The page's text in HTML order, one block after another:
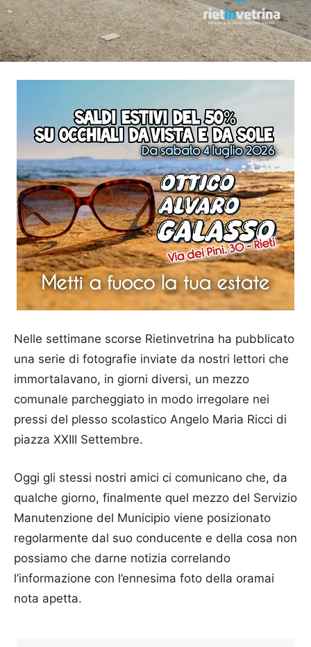
Nelle settimane scorse Rietinvetrina ha pubblicato
una serie di fotografie inviate da nostri lettori che
immortalavano, in giorni diversi, un mezzo
comunale parcheggiato in modo irregolare nei
pressi del plesso scolastico Angelo Maria Ricci di
piazza XXIII Settembre.
Oggi gli stessi nostri amici ci comunicano che, da
qualche giorno, finalmente quel mezzo del Servizio
Manutenzione del Municipio viene posizionato
regolarmente dal suo conducente e della cosa non
possiamo che darne notizia correlando
l’informazione con l’ennesima foto della oramai
nota apetta.